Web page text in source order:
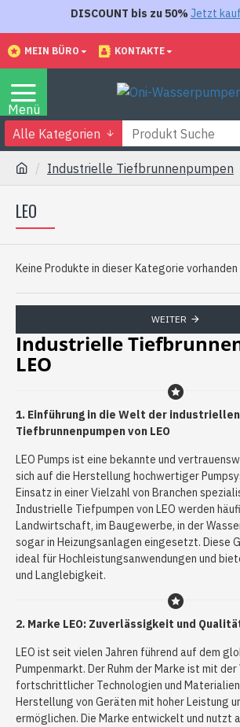
DISCOUNT bis zu 50%Jetzt
MEIN BÜRO KONTAKTE
Alle Kategorien
Industrielle Tiefbrunnenpumpen
LEO
Keine Produkte in dieser Kategorie vorhanden
WEITER
Industrielle
LEO
1. Einführung in die Welt der industriellen
Tiefbrunnenpumpen von LEO
LEO Pumps ist eine bekannte und
sich auf die Herstellung hochwertiger
Einsatz in einer Vielzahl von Branchen
Industrielle Tiefpumpen von LEO werden
Landwirtschaft, im Baugewerbe, in der
sogar in Heizungsanlagen eingesetzt. Diese
ideal für Hochleistungsanwendungen und
und Langlebigkeit.
2. Marke LEO: Zuverlässigkeit und
LEO ist seit vielen Jahren führend auf dem
Pumpenmarkt. Der Ruhm der Marke ist mit
fortschrittlicher Technologien und
Herstellung von Geräten mit hoher Leistung
ermöglichen. Die Marke entwickelt und nutzt